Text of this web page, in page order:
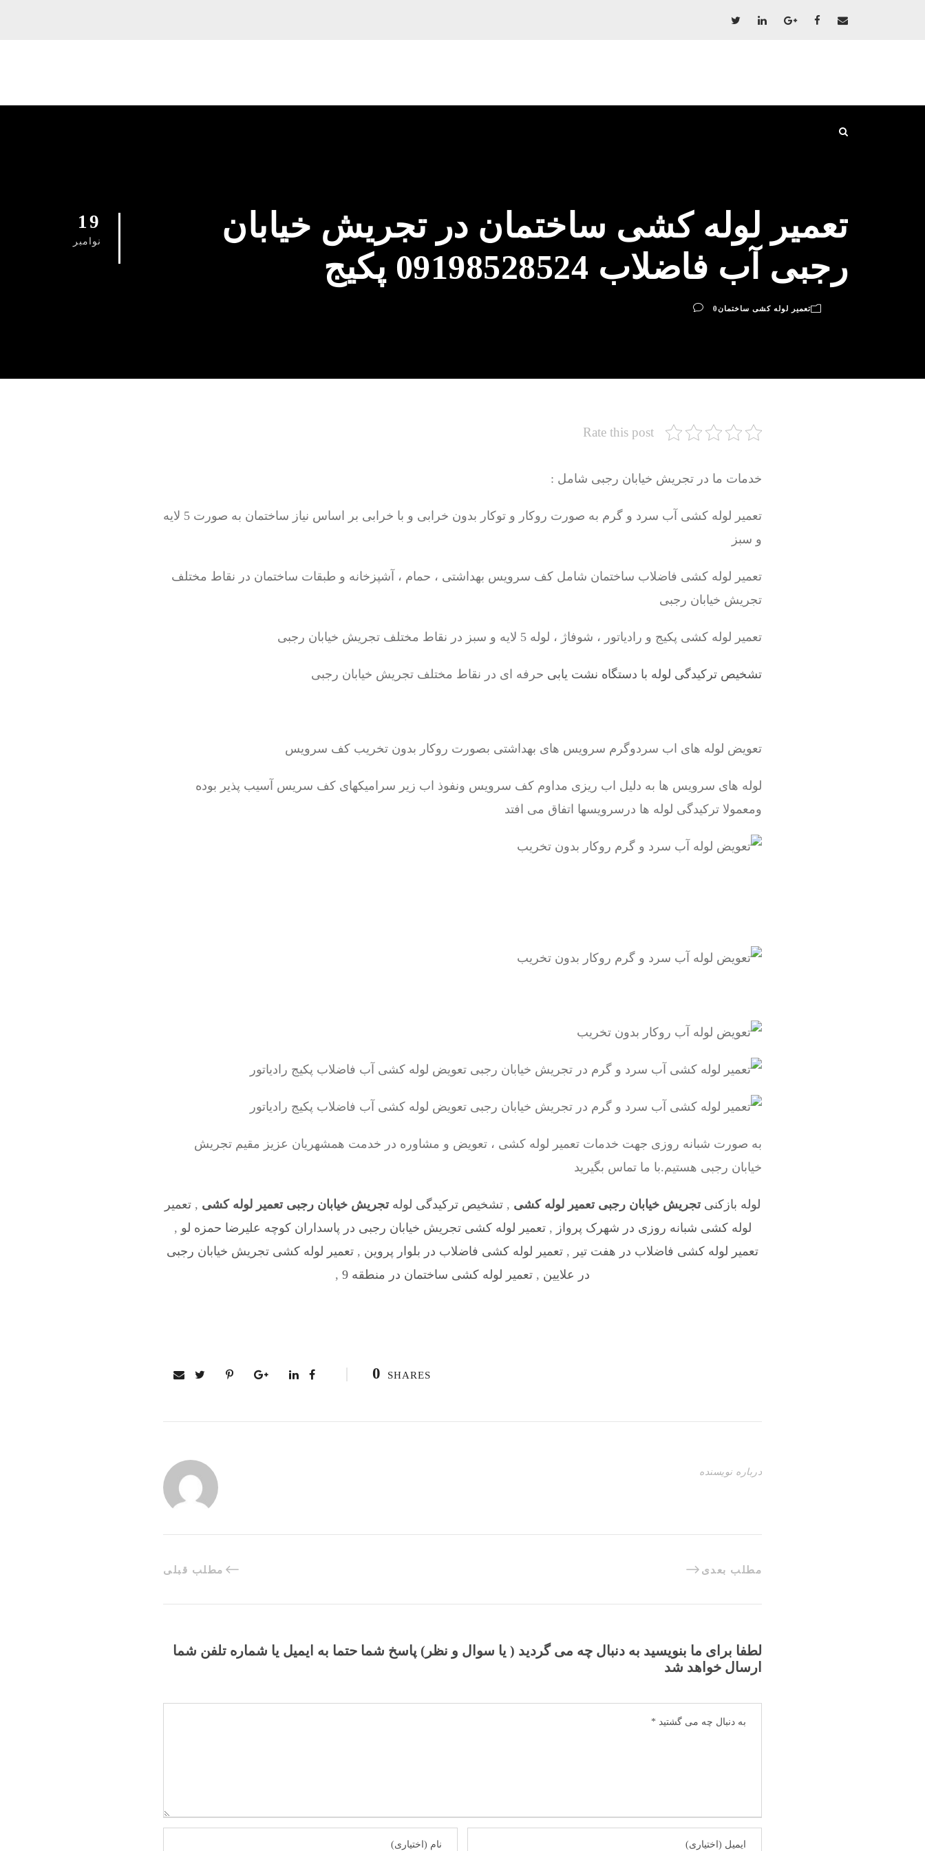
19
نوامبر
تعمیر لوله کشی ساختمان در تجریش خیابان
رجبی آب فاضلاب 09198528524 پکیج
تعمیر لوله کشی ساختمان0
Rate this post
خدمات ما در تجریش خیابان رجبی شامل :
تعمیر لوله کشی آب سرد و گرم به صورت روکار و توکار بدون خرابی و با خرابی بر اساس نیاز ساختمان به صورت 5 لایه
و سبز
تعمیر لوله کشی فاضلاب ساختمان شامل کف سرویس بهداشتی ، حمام ، آشپزخانه و طبقات ساختمان در نقاط مختلف
تجریش خیابان رجبی
تعمیر لوله کشی پکیج و رادیاتور ، شوفاژ ، لوله 5 لایه و سبز در نقاط مختلف تجریش خیابان رجبی
تشخیص ترکیدگی لوله با دستگاه نشت یابی حرفه ای در نقاط مختلف تجریش خیابان رجبی
تعویض لوله های اب سردوگرم سرویس های بهداشتی بصورت روکار بدون تخریب کف سرویس
لوله های سرویس ها به دلیل اب ریزی مداوم کف سرویس ونفوذ اب زیر سرامیکهای کف سریس آسیب پذیر بوده
ومعمولا ترکیدگی لوله ها درسرویسها اتفاق می افتد
به صورت شبانه روزی جهت خدمات تعمیر لوله کشی ، تعویض و مشاوره در خدمت همشهریان عزیز مقیم تجریش
خیابان رجبی هستیم.با ما تماس بگیرید
لوله بازکنیتجریش خیابان رجبی تعمیر لوله کشی , تشخیص ترکیدگی لولهتجریش خیابان رجبی تعمیر لوله کشی , تعمیر
لوله کشی شبانه روزی در شهرک پرواز ,تعمیر لوله کشی تجریش خیابان رجبی در پاسداران کوچه علیرضا حمزه لو ,
تعمیر لوله کشی فاضلاب در هفت تیر , تعمیر لوله کشی فاضلاب در بلوار پروین , تعمیر لوله کشی تجریش خیابان رجبی
در علایین , تعمیر لوله کشی ساختمان در منطقه 9 ,
0 SHARES
درباره نویسنده
مطلب قبلی مطلب بعدی
لطفا برای ما بنویسید به دنبال چه می گردید ( یا سوال و نظر) پاسخ شما حتما به ایمیل یا شماره تلفن شما
ارسال خواهد شد